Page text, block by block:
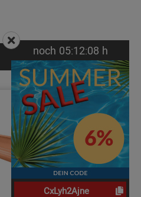
noch 05:12:07 h
CxLyh2Ajne